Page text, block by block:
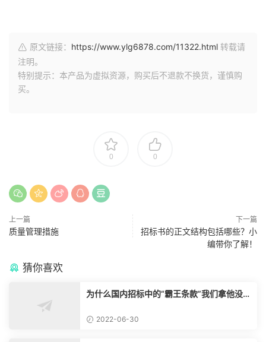
原文链接： https://www.ylg6878.com/11322.html 转载请
注明。
特别提示：本产品为虚拟资源，购买后不退款不换货，谨慎购
买。
0 0
上一篇
质量管理措施
下一篇
招标书的正文结构包括哪些？小
编带你了解！
猜你喜欢
为什么国内招标中的“霸王条款”我们拿他没脾
2022-06-30